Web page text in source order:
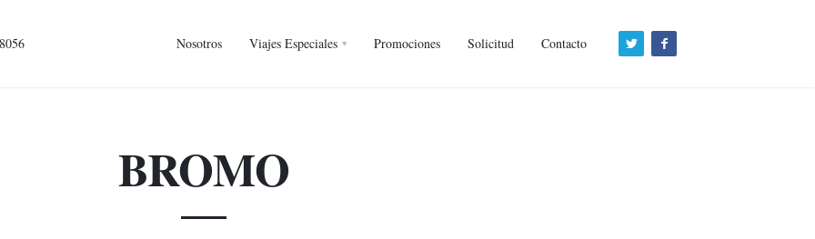
Nosotros Viajes Especiales Promociones Solicitud Contacto
BROMO